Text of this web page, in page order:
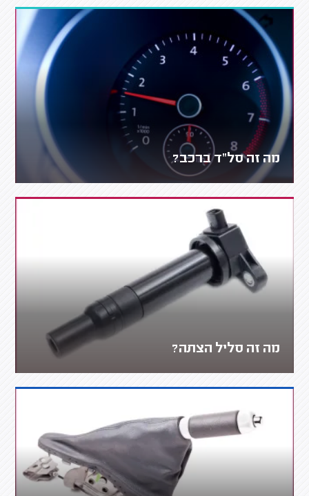
מה זה סל"ד ברכב?
מה זה סליל הצתה?